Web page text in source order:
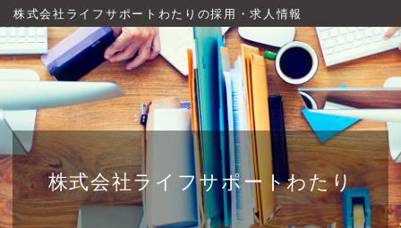
株式会社ライフサポートわたりの採用・求人情報
株式会社ライフサポートわたり